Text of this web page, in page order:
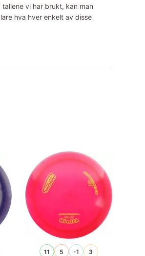
vi har brukt, kan man
hva hver enkelt av disse
11 5 -1 3